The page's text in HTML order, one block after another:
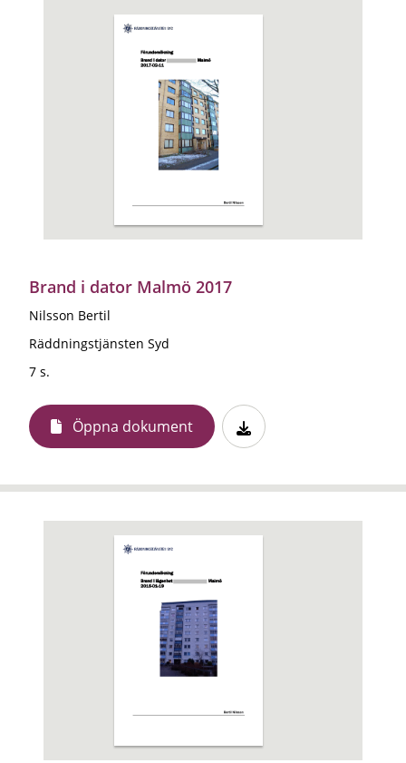
Brand i dator Malmö 2017
Nilsson Bertil
Räddningstjänsten Syd
7 s.
Öppna dokument